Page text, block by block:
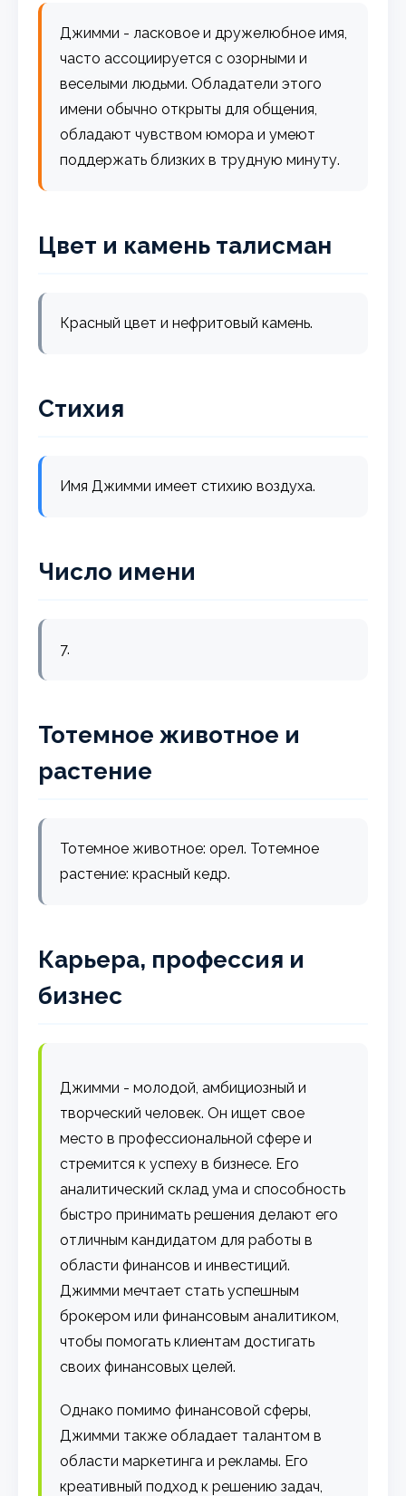
Джимми - ласковое и дружелюбное имя,
часто ассоциируется с озорными и
веселыми людьми. Обладатели этого
имени обычно открыты для общения,
обладают чувством юмора и умеют
поддержать близких в трудную минуту.
Цвет и камень талисман
Красный цвет и нефритовый камень.
Стихия
Имя Джимми имеет стихию воздуха.
Число имени
7.
Тотемное животное и
растение
Тотемное животное: орел. Тотемное
растение: красный кедр.
Карьера, профессия и
бизнес
Джимми - молодой, амбициозный и
творческий человек. Он ищет свое
место в профессиональной сфере и
стремится к успеху в бизнесе. Его
аналитический склад ума и способность
быстро принимать решения делают его
отличным кандидатом для работы в
области финансов и инвестиций.
Джимми мечтает стать успешным
брокером или финансовым аналитиком,
чтобы помогать клиентам достигать
своих финансовых целей.
Однако помимо финансовой сферы,
Джимми также обладает талантом в
области маркетинга и рекламы. Его
креативный подход к решению задач,